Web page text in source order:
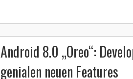
Android 8.0 „Oreo“:
genialen neuen Features